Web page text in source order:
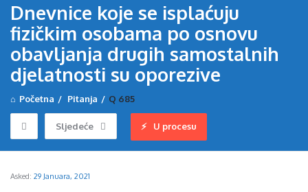
Dnevnice koje se isplaćuju
fizičkim osobama po osnovu
obavljanja drugih samostalnih
djelatnosti su oporezive
Početna / Pitanja / Q 685
Sljedeće U procesu
Asked: 29 Januara, 2021